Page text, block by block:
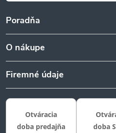
Poradňa
O nákupe
Firemné údaje
Otváracia
doba predajňa
doba